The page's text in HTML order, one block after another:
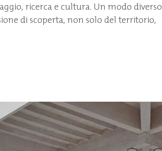
ricerca e cultura. Un modo diverso
di scoperta, non solo del territorio,